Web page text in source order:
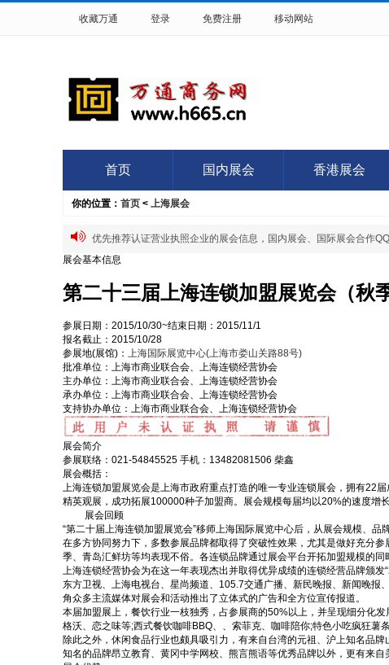
收藏万通 登录 免费注册 移动网站
首页 国内展会 香港展会
你的位置： 首页 < 上海展会
优先推荐认证营业执照企业的展会信息，国内展会、国际展会合作
展会基本信息
第二十三届上海连锁加盟展览会（秋季
参展日期： 2015/10/30~结束日期： 2015/11/1
报名截止： 2015/10/28
参展地(展馆)： 上海国际展览中心(上海市娄山关路88号)
批准单位： 上海市商业联合会、上海连锁经营协会
主办单位： 上海市商业联合会、上海连锁经营协会
承办单位： 上海市商业联合会、上海连锁经营协会
支持协办单位： 上海市商业联合会、上海连锁经营协会
展会简介
参展联络：021-54845525 手机：13482081506 柴鑫
展会概括：
上海连锁加盟展览会是上海市政府重点打造的唯一专业连锁展会，拥有22
精英观展，成功拓展100000种子加盟商。展会规模每届均以20%的速度增
展会回顾
“第二十届上海连锁加盟展览会”移师上海国际展览中心后，从展会规模、
在多方协同努力下，多数参展品牌都取得了突破性效果，尤其是做好充分
季、青岛汇鲜坊等均表现不俗。各连锁品牌通过展会平台开拓加盟规模的
上海连锁经营协会为在这一年表现杰出并取得优异成绩的连锁经营品牌颁发
东方卫视、上海电视台、星尚频道、105.7交通广播、新民晚报、新闻晚
角众多主流媒体对展会和活动推出了立体式的广告和全方位宣传报道。
本届加盟展上，餐饮行业一枝独秀，占参展商的50%以上，并呈现细分化
格沃、恋之味等;西式餐饮咖啡BBQ、、索菲克、咖啡陪你;特色小吃疯狂薯
除此之外，休闲食品行业也颇具吸引力，有来自台湾的元祖、沪上知名品
知名的品牌昂立教育、黄冈中学网校、熊言熊语等优秀品牌以外，更有来自